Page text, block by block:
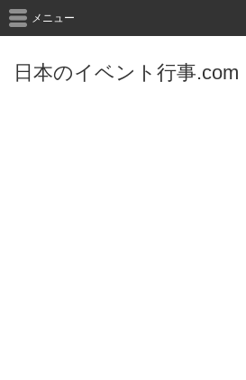
日本のイベント行事.com
メニュー